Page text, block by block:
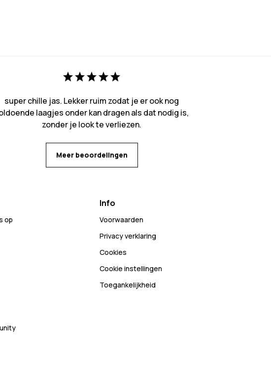
super chille jas. Lekker ruim zodat je er ook nog
laagjes onder kan dragen als dat nodig is,
zonder je look te verliezen.
Meer beoordelingen
op
Info
Voorwaarden
Privacy verklaring
Cookies
Cookie instellingen
Toegankelijkheid